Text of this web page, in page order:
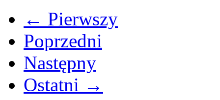
← Pierwszy
Poprzedni
Następny
Ostatni →